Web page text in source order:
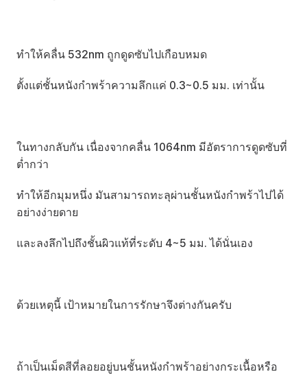
ทำให้คลื่น 532nm ถูกดูดซับไปเกือบหมด
ตั้งแต่ชั้นหนังกำพร้าความลึกแค่ 0.3~0.5 มม. เท่านั้น
ในทางกลับกัน เนื่องจากคลื่น 1064nm มีอัตราการดูดซับที่
ต่ำกว่า
ทำให้อีกมุมหนึ่ง มันสามารถทะลุผ่านชั้นหนังกำพร้าไปได้
อย่างง่ายดาย
และลงลึกไปถึงชั้นผิวแท้ที่ระดับ 4~5 มม. ได้นั่นเอง
ด้วยเหตุนี้ เป้าหมายในการรักษาจึงต่างกันครับ
ถ้าเป็นเม็ดสีที่ลอยอยู่บนชั้นหนังกำพร้าอย่างกระเนื้อหรือ